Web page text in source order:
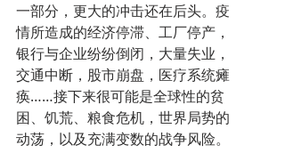
一部分，更大的冲击还在后头。疫
情所造成的经济停滞、工厂停产，
银行与企业纷纷倒闭，大量失业，
交通中断，股市崩盘，医疗系统瘫
痪……接下来很可能是全球性的贫
困、饥荒、粮食危机，世界局势的
动荡，以及充满变数的战争风险。